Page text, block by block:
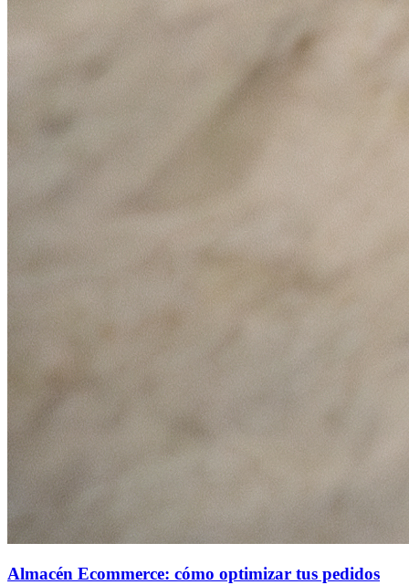
Almacén Ecommerce: cómo optimizar tus pedidos